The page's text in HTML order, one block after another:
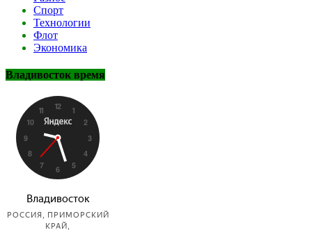
Спорт
Технологии
Флот
Экономика
Владивосток время